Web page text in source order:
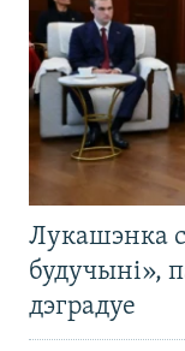
Лукашэнка
будучыні»,
дэградуе